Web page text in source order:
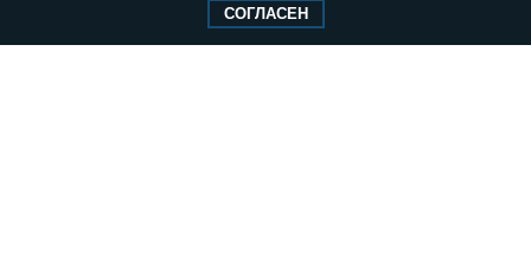
Свидетельство о регистрации Эл № ФС77-
СОГЛАСЕН